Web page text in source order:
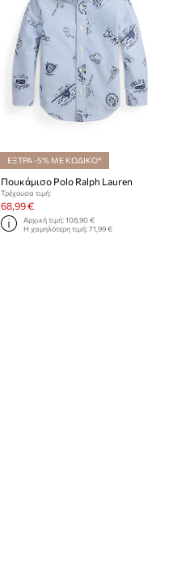
ΕΞΤΡΑ -5% ΜΕ ΚΩΔΙΚΟ*
Πουκάμισο Polo Ralph Lauren
Τρέχουσα τιμή:
68,99 €
Αρχική τιμή:108,90 €
Η χαμηλότερη τιμή:71,99 €